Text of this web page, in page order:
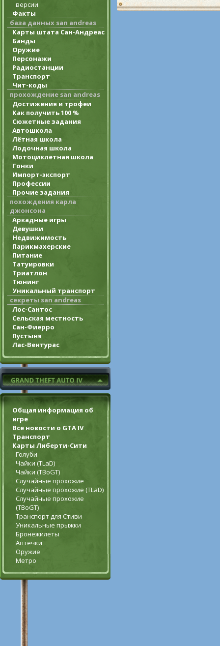
версии
Факты
база данных san andreas
Карты штата Сан-Андреас
Банды
Оружие
Персонажи
Радиостанции
Транспорт
Чит-коды
прохождение san andreas
Достижения и трофеи
Как получить 100 %
Сюжетные задания
Автошкола
Лётная школа
Лодочная школа
Мотоциклетная школа
Гонки
Импорт-экспорт
Профессии
Прочие задания
похождения карла
джонсона
Аркадные игры
Девушки
Недвижимость
Парикмахерские
Питание
Татуировки
Триатлон
Тюнинг
Уникальный транспорт
секреты san andreas
Лос-Сантос
Сельская местность
Сан-Фиерро
Пустыня
Лас-Вентурас
Общая информация об
игре
Все новости о GTA IV
Транспорт
Карты Либерти-Сити
Голуби
Чайки (TLaD)
Чайки (TBoGT)
Случайные прохожие
Случайные прохожие (TLaD)
Случайные прохожие
(TBoGT)
Транспорт для Стиви
Уникальные прыжки
Бронежилеты
Аптечки
Оружие
Метро